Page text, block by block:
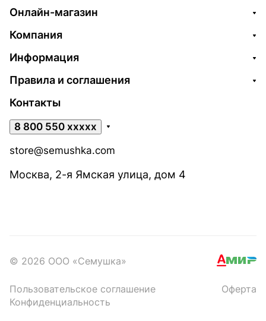
Онлайн-магазин
Компания
Информация
Правила и соглашения
Контакты
8 800 550 xxxxx
store@semushka.com
Москва, 2-я Ямская улица, дом 4
© 2026 ООО «Семушка»
Пользовательское соглашение
Конфиденциальность
Оферта